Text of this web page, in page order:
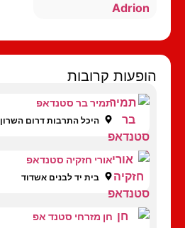
Adrion
הופעות קרובות
תמיר בר סטנדאפ
היכל התרבות דרום השרון
אורי חזקיה סטנדאפ
בית יד לבנים אשדוד
חן מזרחי סטנד אפ